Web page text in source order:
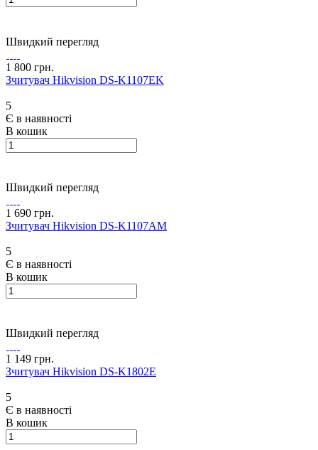
Швидкий перегляд
1 800 грн.
Зчитувач Hikvision DS-K1107EK
5
Є в наявності
В кошик
Швидкий перегляд
1 690 грн.
Зчитувач Hikvision DS-K1107AM
5
Є в наявності
В кошик
Швидкий перегляд
1 149 грн.
Зчитувач Hikvision DS-K1802E
5
Є в наявності
В кошик